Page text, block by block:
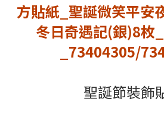
方貼紙_聖誕微笑平安
冬日奇遇記(銀)8枚
_73404305/
聖誕節裝飾